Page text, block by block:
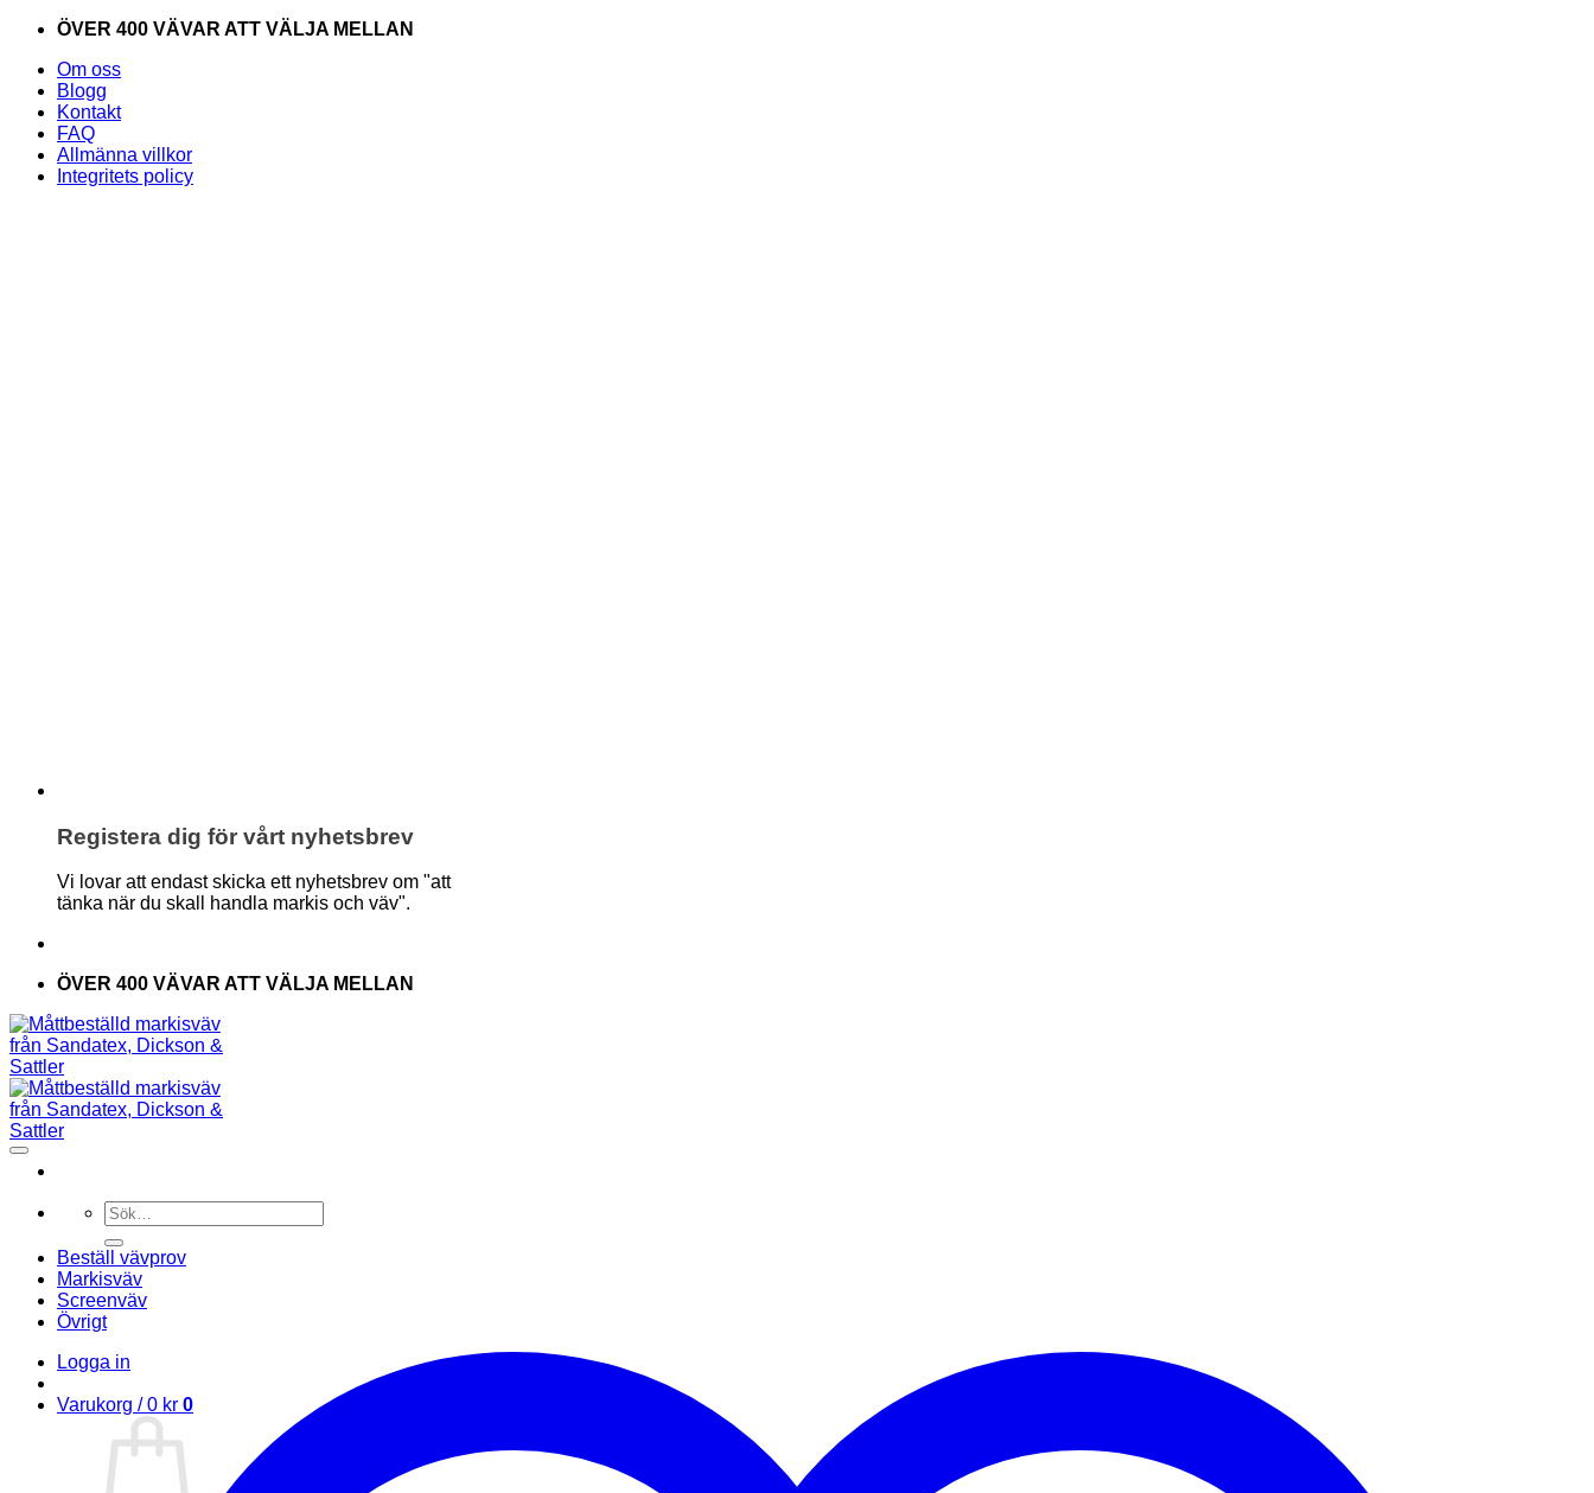
Skip
content
ÖVER 400 VÄVAR ATT VÄLJA MELLAN
Om oss
Blogg
Kontakt
FAQ
Allmänna villkor
Integritets policy
Registera dig för vårt nyhetsbrev
Vi lovar att endast skicka ett nyhetsbrev om "att
tänka när du skall handla markis och väv".
ÖVER 400 VÄVAR ATT VÄLJA MELLAN
Sök
efter:
Beställ vävprov
Markisväv
Screenväv
Övrigt
Logga in
Varukorg /0 kr 0